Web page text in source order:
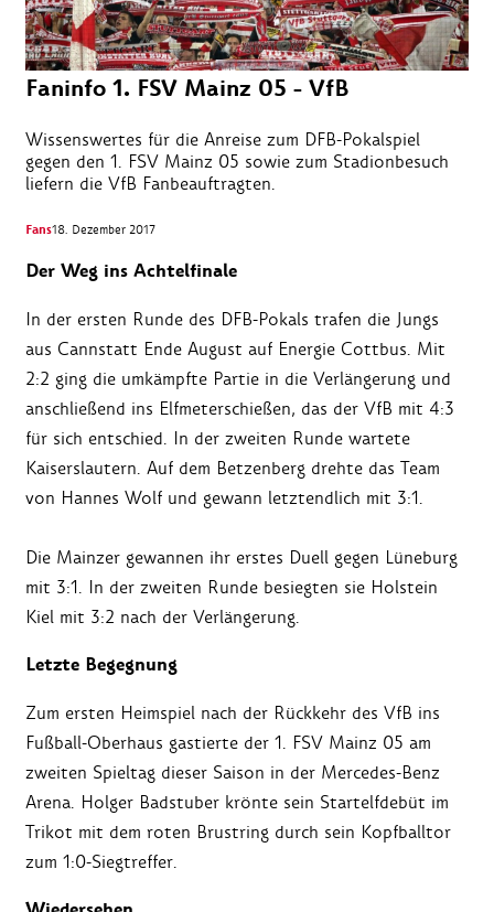
Faninfo 1. FSV Mainz 05 - VfB
Wissenswertes für die Anreise zum DFB-Pokalspiel
gegen den 1. FSV Mainz 05 sowie zum Stadionbesuch
liefern die VfB Fanbeauftragten.
Fans18. Dezember 2017
Der Weg ins Achtelfinale
In der ersten Runde des DFB-Pokals trafen die Jungs
aus Cannstatt Ende August auf Energie Cottbus. Mit
2:2 ging die umkämpfte Partie in die Verlängerung und
anschließend ins Elfmeterschießen, das der VfB mit 4:3
für sich entschied. In der zweiten Runde wartete
Kaiserslautern. Auf dem Betzenberg drehte das Team
von Hannes Wolf und gewann letztendlich mit 3:1.
Die Mainzer gewannen ihr erstes Duell gegen Lüneburg
mit 3:1. In der zweiten Runde besiegten sie Holstein
Kiel mit 3:2 nach der Verlängerung.
Letzte Begegnung
Zum ersten Heimspiel nach der Rückkehr des VfB ins
Fußball-Oberhaus gastierte der 1. FSV Mainz 05 am
zweiten Spieltag dieser Saison in der Mercedes-Benz
Arena. Holger Badstuber krönte sein Startelfdebüt im
Trikot mit dem roten Brustring durch sein Kopfballtor
zum 1:0-Siegtreffer.